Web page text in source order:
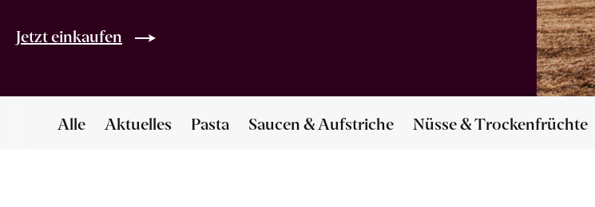
Jetzt einkaufen
Alle Aktuelles Pasta Saucen & Aufstriche Nüsse & Trockenfrüchte